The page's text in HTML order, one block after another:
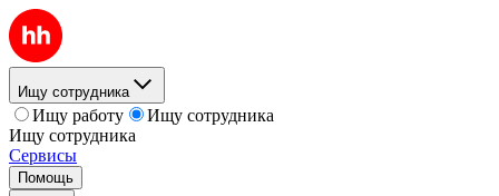
Ищу сотрудника
Ищу работу
Ищу сотрудника
Ищу сотрудника
Сервисы
Помощь